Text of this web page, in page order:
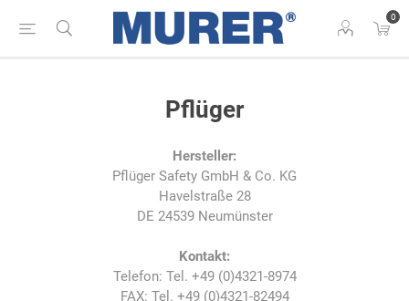
0
Pflüger
Hersteller:
Pflüger Safety GmbH & Co. KG
Havelstraße 28
DE 24539 Neumünster
Kontakt:
Telefon: Tel. +49 (0)4321-8974
FAX: Tel. +49 (0)4321-82494